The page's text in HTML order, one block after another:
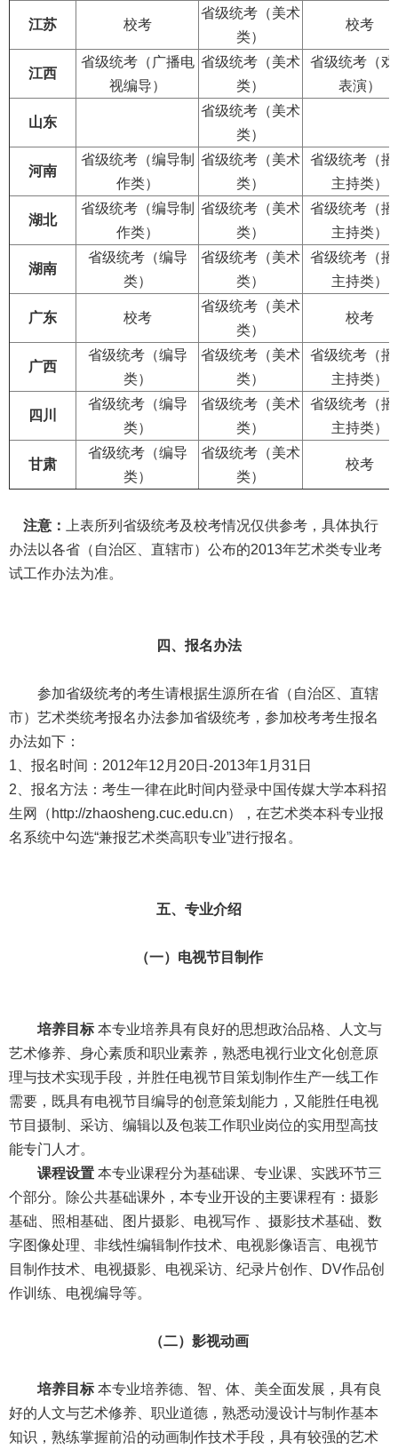
江苏 校考
省级统考（美术
类）
校考
江西
省级统考（广播电
视编导）
省级统考（美术
类）
省级统考（戏
表演）
山东
省级统考（美术
类）
河南
省级统考（编导制
作类）
省级统考（美术
类）
省级统考（播
主持类）
湖北
省级统考（编导制
作类）
省级统考（美术
类）
省级统考（播
主持类）
湖南
省级统考（编导
类）
省级统考（美术
类）
省级统考（播
主持类）
广东 校考
省级统考（美术
类）
校考
广西
省级统考（编导
类）
省级统考（美术
类）
省级统考（播
主持类）
四川
省级统考（编导
类）
省级统考（美术
类）
省级统考（播
主持类）
甘肃
省级统考（编导
类）
省级统考（美术
类）
校考
注意：
上表所列省级统考及校考情况仅供参考，具体执行
办法以各省（自治区、直辖市）公布的2013年艺术类专业考
试工作办法为准。
四、报名办法
参加省级统考的考生请根据生源所在省（自治区、直辖
市）艺术类统考报名办法参加省级统考，参加校考考生报名
办法如下：
1、报名时间：2012年12月20日-2013年1 月31 日
2、报名方法：考生一律在此时间内登录中国传媒大学本科招
生网（ http://zhaosheng.cuc.edu.cn），在艺术类本科专业报
名系统中勾选“兼报艺术类高职专业”进行报名。
五、专业介绍
（一）电视节目制作
培养目标本专业培养具有良好的思想政治品格、人文与
艺术修养、身心素质和职业素养，熟悉电视行业文化创意原
理与技术实现手段，并胜任电视节目策划制作生产一线工作
需要，既具有电视节目编导的创意策划能力，又能胜任电视
节目摄制、采访、编辑以及包装工作职业岗位的实用型高技
能专门人才。
课程设置 本专业课程分为基础课、专业课、实践环节三
个部分。除公共基础课外，本专业开设的主要课程有：摄影
基础、照相基础、图片摄影、电视写作 、摄影技术基础、数
字图像处理、非线性编辑制作技术、电视影像语言、电视节
目制作技术、电视摄影、电视采访、纪录片创作、
DV作品创
作训练、电视编导等。
（二）影视动画
培养目标本专业培养德、智、体、美全面发展，具有良
好的人文与艺术修养、职业道德，熟悉动漫设计与制作基本
知识，熟练掌握前沿的动画制作技术手段，具有较强的艺术